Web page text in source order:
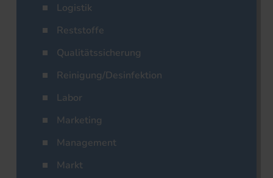
Logistik
Reststoffe
Qualitätssicherung
Reinigung/Desinfektion
Labor
Marketing
Management
Markt